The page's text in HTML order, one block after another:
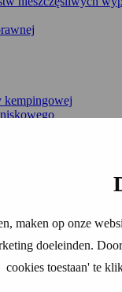
maken op onze
doeleinden.
cookies toestaan' te
kempingowej
podróżne